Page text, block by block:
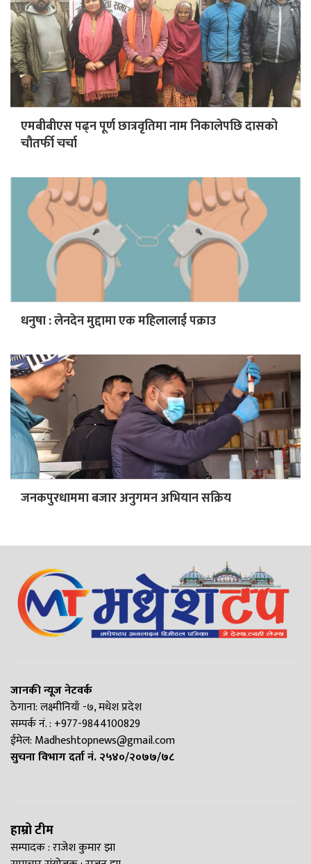
एमबीबीएस पढ्न पूर्ण छात्रवृतिमा नाम निकालेपछि दासको
चौतर्फी चर्चा
धनुषा : लेनदेन मुद्दामा एक महिलालाई पक्राउ
जनकपुरधाममा बजार अनुगमन अभियान सक्रिय
जानकी न्यूज नेटवर्क
ठेगाना: लक्ष्मीनियाँ -७, मधेश प्रदेश
सम्पर्क नं. : +977-9844100829
ईमेल: Madheshtopnews@gmail.com
सुचना विभाग दर्ता नं. २५४०/२०७७/७८
हाम्रो टीम
सम्पादक : राजेश कुमार झा